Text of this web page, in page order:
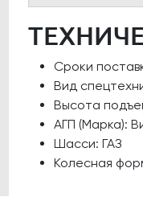
Сроки
Вид
Высота
АГП (Марка):
Шасси: ГАЗ
Колесная